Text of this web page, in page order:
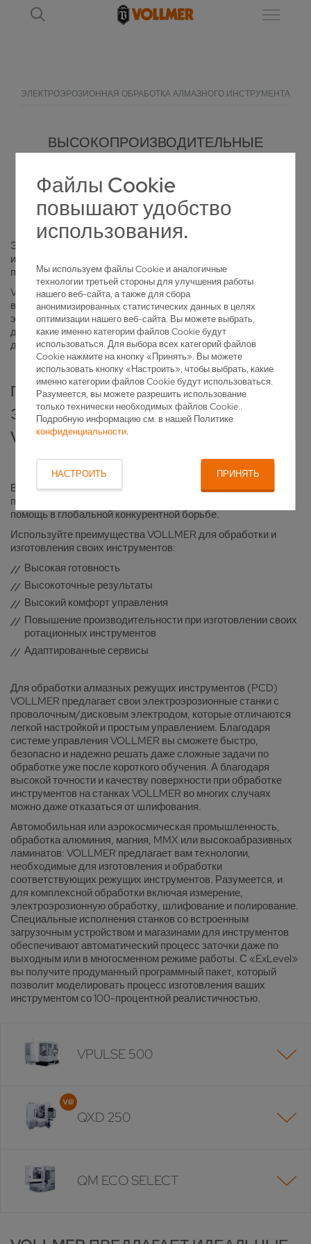
Файлы Cookie
повышают удобство
использования.
Мы используем файлы Cookie и аналогичные
технологии третьей стороны для улучшения работы
нашего веб-сайта, а также для сбора
анонимизированных статистических данных в целях
оптимизации нашего веб-сайта. Вы можете выбрать,
какие именно категории файлов Cookie будут
использоваться. Для выбора всех категорий файлов
Cookie нажмите на кнопку «Принять». Вы можете
использовать кнопку «Настроить», чтобы выбрать, какие
именно категории файлов Cookie будут использоваться.
Разумеется, вы можете разрешить использование
только технически необходимых файлов Cookie..
Подробную информацию см. в нашей Политике
конфиденциальности.
НАСТРОИТЬ ПРИНЯТЬ
ЭЛЕКТРОЭРОЗИОННАЯ ОБРАБОТКА АЛМАЗНОГО ИНСТРУМЕНТА
ВЫСОКОПРОИЗВОДИТЕЛЬНЫЕ
ОБРАБОТКИ ИНСТРУМЕНТОВ
Эффективная и высокоточная обработка — вот ключ к
изготовлению ротационных инструментов из
поликристаллического алмазного композита!
VOLLMER предлагает уникальную программу
высокотехнологичных и производительных
электроэрозионных станков, специально предназначенных
для обработки сложных ротационных инструментов — как
для их производства, так и для ремонта/восстановления.
ПРЕИМУЩЕСТВА
ЭЛЕКТРОЭРОЗИОННЫХ СТАНКОВ
VOLLMER
В лице VOLLMER вы получите сильного и дальновидного
партнера на вашей стороне. Мы окажем вам эффективную
помощь в глобальной конкурентной борьбе.
Используйте преимущества VOLLMER для обработки и
изготовления своих инструментов:
Высокая готовность
Высокоточные результаты
Высокий комфорт управления
Повышение производительности при изготовлении своих
ротационных инструментов
Адаптированные сервисы
Для обработки алмазных режущих инструментов (PCD)
VOLLMER предлагает свои электроэрозионные станки с
проволочным/дисковым электродом, которые отличаются
легкой настройкой и простым управлением. Благодаря
системе управления VOLLMER вы сможете быстро,
безопасно и надежно решать даже сложные задачи по
обработке уже после короткого обучения. А благодаря
высокой точности и качеству поверхности при обработке
инструментов на станках VOLLMER во многих случаях
можно даже отказаться от шлифования.
Автомобильная или аэрокосмическая промышленность,
обработка алюминия, магния, MMX или высокоабразивных
ламинатов: VOLLMER предлагает вам технологии,
необходимые для изготовления и обработки
соответствующих режущих инструментов. Разумеется, и
для комплексной обработки включая измерение,
электроэрозионную обработку, шлифование и полирование.
Специальные исполнения станков со встроенным
загрузочным устройством и магазинами для инструментов
обеспечивают автоматический процесс заточки даже по
выходным или в многосменном режиме работы. С «ExLevel»
вы получите продуманный программный пакет, который
позволит моделировать процесс изготовления ваших
инструментом со 100-процентной реалистичностью.
VPULSE 500
QXD 250
QM ECO SELECT